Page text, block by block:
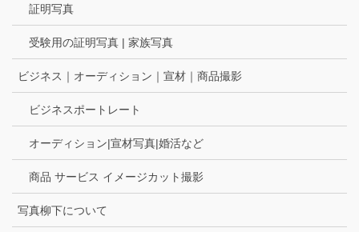
証明写真
受験用の証明写真 | 家族写真
ビジネス｜オーディション｜宣材｜商品撮影
ビジネスポートレート
オーディション|宣材写真|婚活など
商品 サービス イメージカット撮影
写真柳下について